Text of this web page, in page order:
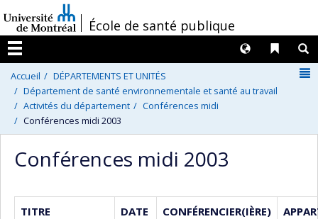
au
contenu
/École de santé publique
Menu
Liens
Langues
Accueil
DÉPARTEMENTS ET UNITÉS
Département de santé environnementale et santé au travail
Activités du département
Conférences midi
Conférences midi 2003
Conférences midi 2003
TITRE DATE CONFÉRENCIER(IÈRE)